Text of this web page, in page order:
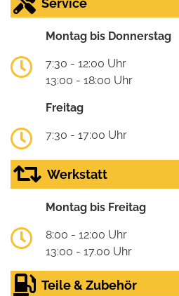
Service
Montag bis Donnerstag
7:30 - 12:00 Uhr
13:00 - 18:00 Uhr
Freitag
7:30 - 17:00 Uhr
Werkstatt
Montag bis Freitag
8:00 - 12:00 Uhr
13:00 - 17.00 Uhr
Teile & Zubehör